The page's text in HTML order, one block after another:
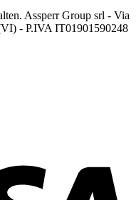
Assperr Group srl - Via
- P.IVA IT01901590248